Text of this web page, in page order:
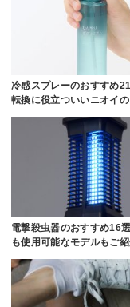
冷感スプレーのおすすめ
転換に役立ついいニオイ
電撃殺虫器のおすすめ16
も使用可能なモデルもご